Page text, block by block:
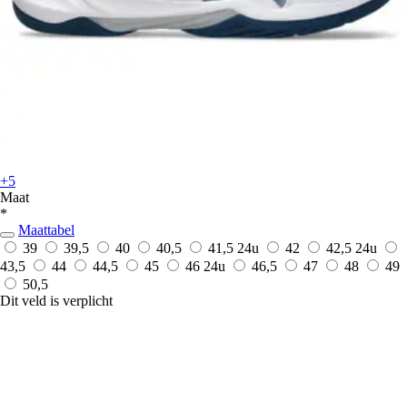
+5
Maat
*
Maattabel
39
39,5 40 40,5 41,5 24u 42 42,5 24u
43,5
44 44,5 45 46 24u 46,5 47 48
49
50,5
Dit veld is verplicht